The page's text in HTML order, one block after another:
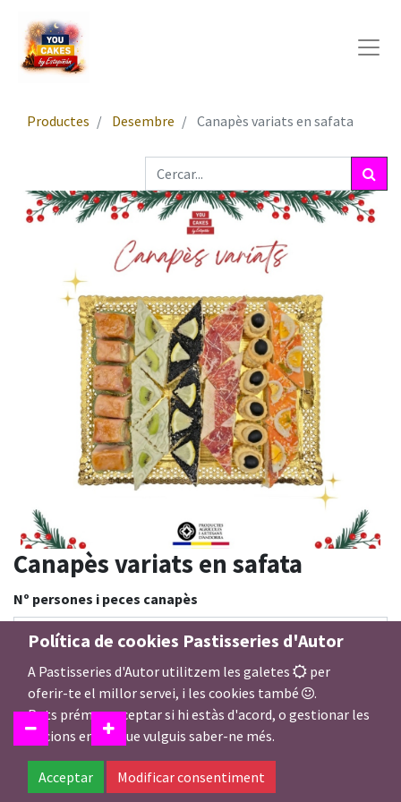
Productes Desembre Canapès variats en safata
Canapès variats en safata
Nº persones i peces canapès
32,00€
Afegir a la Cistella
Política de cookies Pastisseries d'Autor
A Pastisseries d'Autor utilitzem les galetes
per
oferir-te el millor servei, i les cookies també
.
Pots prémer acceptar si hi estàs d'acord, o gestionar les
opcions en cas que vulguis saber-ne més.
Acceptar Modificar consentiment